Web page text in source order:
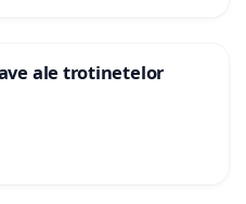
ale trotinetelor